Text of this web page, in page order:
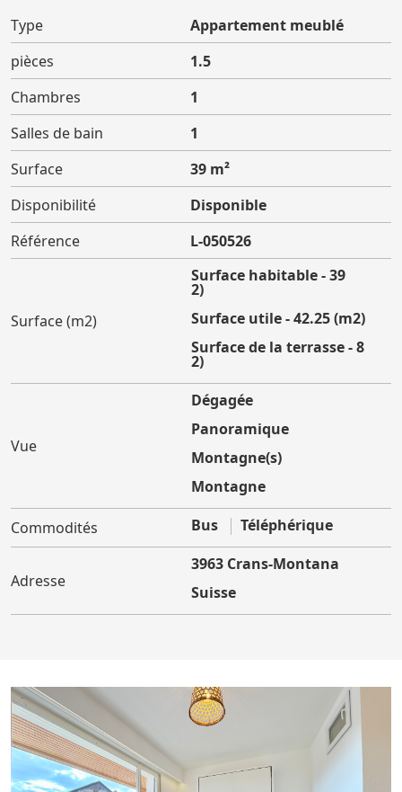
Type
Appartement meublé
pièces
1.5
Chambres
1
Salles de bain
1
Surface
39 m²
Disponibilité
Disponible
Référence
L-050526
Surface (m2)
Surface habitable - 39
(m2)
Surface utile - 42.25 (m2)
Surface de la terrasse - 8
(m2)
Vue
Dégagée
Panoramique
Montagne(s)
Montagne
Commodités Bus Téléphérique
Adresse
3963 Crans-Montana
Suisse